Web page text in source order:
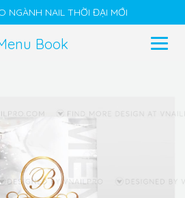
NGÀNH NAIL THỜI ĐẠI MỚI
Book